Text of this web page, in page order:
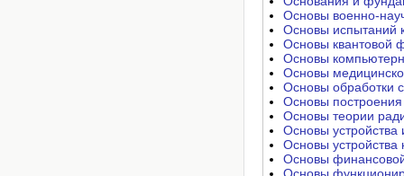
Основы военно-
Основы испытаний
Основы квантовой
Основы
Основы
Основы обработки
Основы
Основы теории
Основы устройства
Основы устройства
Основы